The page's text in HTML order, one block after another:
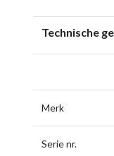
Technische
Merk
Serie nr.